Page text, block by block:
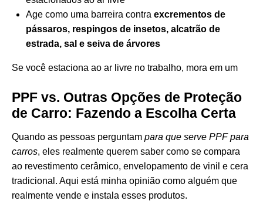
Age como uma barreira contra excrementos de
pássaros, respingos de insetos, alcatrão de
estrada, sal e seiva de árvores
Se você estaciona ao ar livre no trabalho, mora em um
PPF vs. Outras Opções de Proteção
de Carro: Fazendo a Escolha Certa
Quando as pessoas perguntam para que serve PPF para
carros, eles realmente querem saber como se compara
ao revestimento cerâmico, envelopamento de vinil e cera
tradicional. Aqui está minha opinião como alguém que
realmente vende e instala esses produtos.